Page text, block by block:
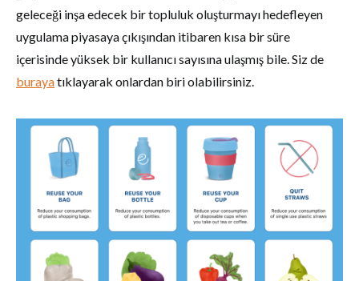
geleceği inşa edecek bir topluluk oluşturmayı hedefleyen
uygulama piyasaya çıkışından itibaren kısa bir süre
içerisinde yüksek bir kullanıcı sayısına ulaşmış bile. Siz de
burayatıklayarak onlardan biri olabilirsiniz.